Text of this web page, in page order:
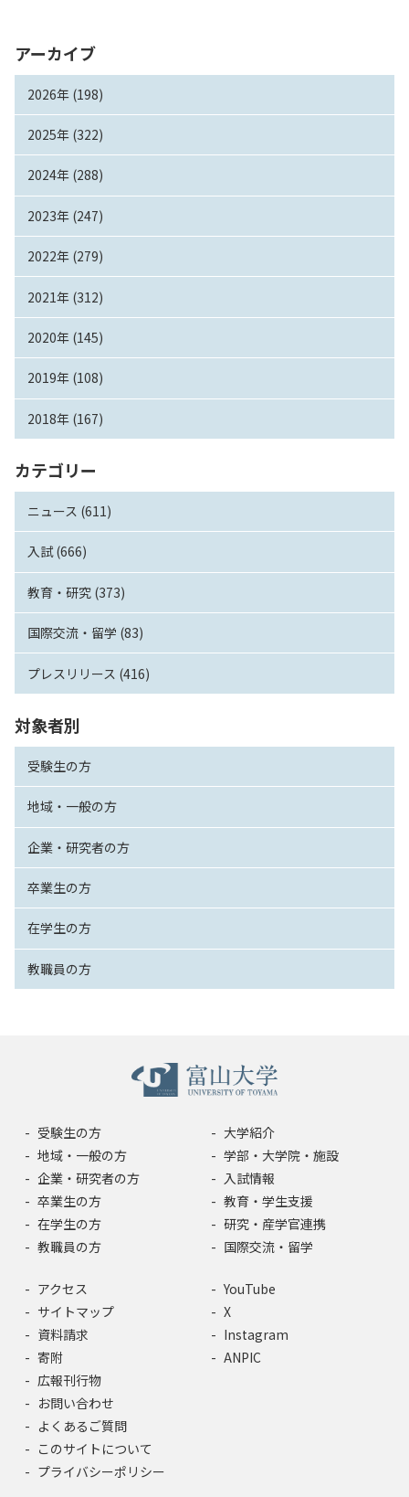
アーカイブ
2026年 (198)
2025年 (322)
2024年 (288)
2023年 (247)
2022年 (279)
2021年 (312)
2020年 (145)
2019年 (108)
2018年 (167)
カテゴリー
ニュース (611)
入試 (666)
教育・研究 (373)
国際交流・留学 (83)
プレスリリース (416)
対象者別
受験生の方
地域・一般の方
企業・研究者の方
卒業生の方
在学生の方
教職員の方
受験生の方
地域・一般の方
企業・研究者の方
卒業生の方
在学生の方
教職員の方
大学紹介
学部・大学院・施設
入試情報
教育・学生支援
研究・産学官連携
国際交流・留学
アクセス
サイトマップ
資料請求
寄附
広報刊行物
お問い合わせ
よくあるご質問
このサイトについて
プライバシーポリシー
YouTube
X
Instagram
ANPIC